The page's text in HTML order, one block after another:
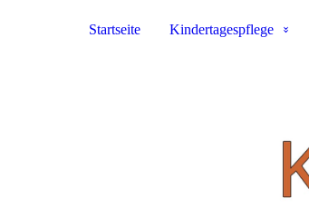
Startseite Kindertagespflege